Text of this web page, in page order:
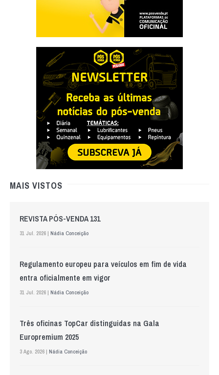
MAIS VISTOS
REVISTA PÓS-VENDA 131
31 Jul. 2026 | Nádia Conceição
Regulamento europeu para veículos em fim de vida
entra oficialmente em vigor
31 Jul. 2026 | Nádia Conceição
Três oficinas TopCar distinguidas na Gala
Europremium 2025
3 Ago. 2026 | Nádia Conceição